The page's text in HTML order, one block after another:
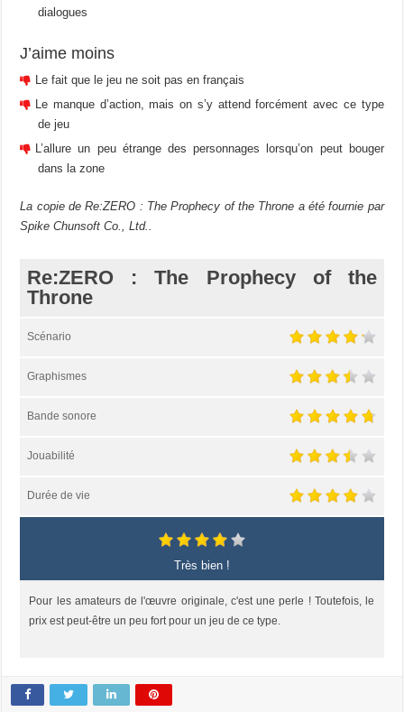
dialogues
J’aime moins
Le fait que le jeu ne soit pas en français
Le manque d’action, mais on s’y attend forcément avec ce type
de jeu
L’allure un peu étrange des personnages lorsqu’on peut bouger
dans la zone
La copie de Re:ZERO : The Prophecy of the Throne a été fournie par
Spike Chunsoft Co., Ltd..
Re:ZERO : The Prophecy of the
Throne
Scénario
Graphismes
Bande sonore
Jouabilité
Durée de vie
Très bien !
Pour les amateurs de l'œuvre originale, c'est une perle ! Toutefois, le
prix est peut-être un peu fort pour un jeu de ce type.